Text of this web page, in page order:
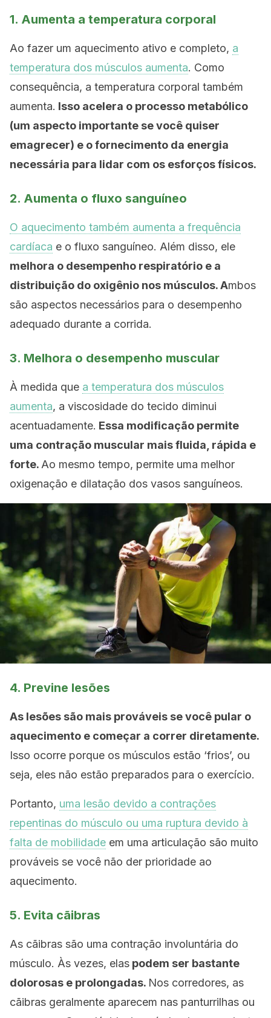
1. Aumenta a temperatura corporal
Ao fazer um aquecimento ativo e completo, a
temperatura dos músculos aumenta. Como
consequência, a temperatura corporal também
aumenta. Isso acelera o processo metabólico
(um aspecto importante se você quiser
emagrecer) e o fornecimento da energia
necessária para lidar com os esforços físicos.
2. Aumenta o fluxo sanguíneo
O aquecimento também aumenta a frequência
cardíaca e o fluxo sanguíneo. Além disso, ele
melhora o desempenho respiratório e a
distribuição do oxigênio nos músculos. Ambos
são aspectos necessários para o desempenho
adequado durante a corrida.
3. Melhora o desempenho muscular
À medida que a temperatura dos músculos
aumenta, a viscosidade do tecido diminui
acentuadamente. Essa modificação permite
uma contração muscular mais fluida, rápida e
forte. Ao mesmo tempo, permite uma melhor
oxigenação e dilatação dos vasos sanguíneos.
4. Previne lesões
As lesões são mais prováveis ​​se você pular o
aquecimento e começar a correr diretamente.
Isso ocorre porque os músculos estão ‘frios’, ou
seja, eles não estão preparados para o exercício.
Portanto, uma lesão devido a contrações
repentinas do músculo ou uma ruptura devido à
falta de mobilidade em uma articulação são muito
prováveis se você não der prioridade ao
aquecimento.
5. Evita cãibras
As cãibras são uma contração involuntária do
músculo. Às vezes, elas podem ser bastante
dolorosas e prolongadas. Nos corredores, as
cãibras geralmente aparecem nas panturrilhas ou